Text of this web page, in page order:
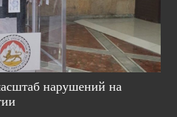
нарушений на